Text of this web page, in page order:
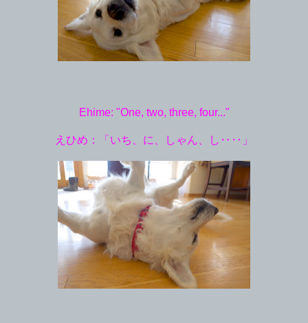
Ehime: "One, two, three, four..."
えひめ：「いち、に、しゃん、し‥‥」